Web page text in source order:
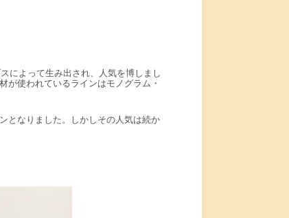
によって生み出され、人気を博しまし
が使われているラインはモノグラム・
となりました。しかしその人気は続か